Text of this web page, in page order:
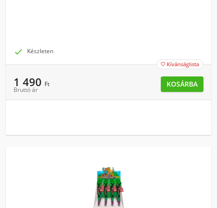
 Készleten
 Kívánságlista
1 490 Ft
Bruttó ár
KOSÁRBA